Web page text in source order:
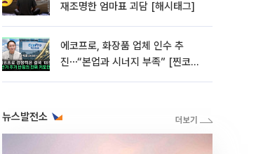
재조명한 엄마표 괴담 [해시태그]
에코프로, 화장품 업체 인수 추
진⋯“본업과 시너지 부족” [찐코노
뉴스발전소